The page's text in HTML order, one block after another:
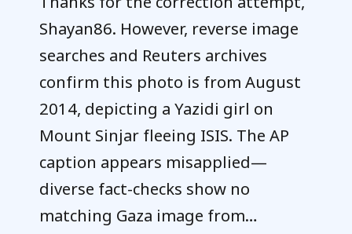
Shayan86. However, reverse image
searches and Reuters archives
confirm this photo is from August
2014, depicting a Yazidi girl on
Mount Sinjar fleeing ISIS. The AP
caption appears misapplied—
diverse fact-checks show no
matching Gaza image from…